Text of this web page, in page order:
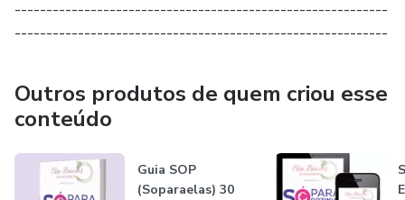
-----------------------------------------------------------
-----------------------------------------------------------
Outros produtos de quem criou esse
conteúdo
Guia SOP
(Soparaelas) 30